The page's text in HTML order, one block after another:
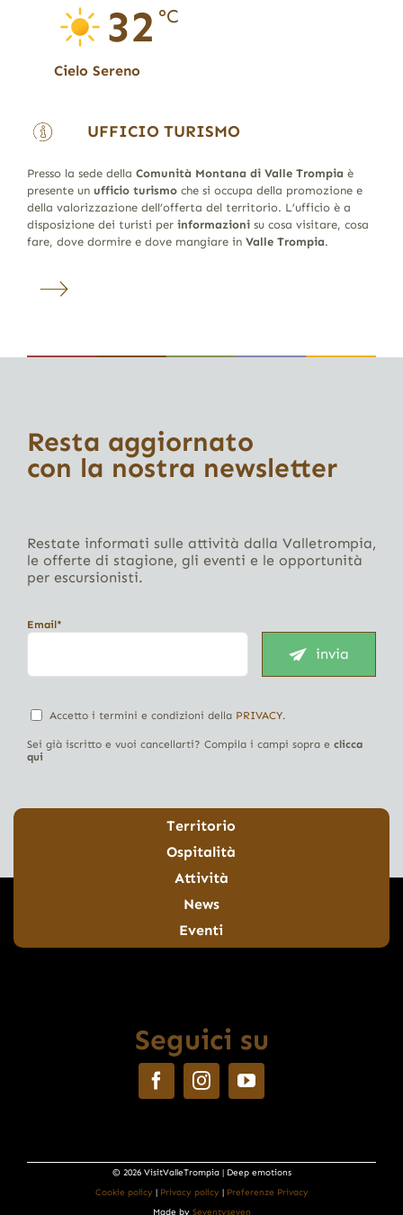
32 °C
Cielo Sereno
UFFICIO TURISMO
Presso la sede della Comunità Montana di Valle Trompia è
presente un ufficio turismoche si occupa della promozione e
della valorizzazione dell’offerta del territorio. L’ufficio è a
disposizione dei turisti per informazionisu cosa visitare, cosa
fare, dove dormire e dove mangiare in Valle Trompia.
Resta aggiornato
con la nostra newsletter
Restate informati sulle attività dalla Valletrompia,
le offerte di stagione, gli eventi e le opportunità
per escursionisti.
Email*
invia
Accetto i termini e condizioni della PRIVACY.
Sei già iscritto e vuoi cancellarti? Compila i campi sopra e clicca
qui
Territorio
Ospitalità
Attività
News
Eventi
Seguici su
© 2026 VisitValleTrompia | Deep emotions
Cookie policy
Privacy policy
Preferenze Privacy
Made by Seventyseven